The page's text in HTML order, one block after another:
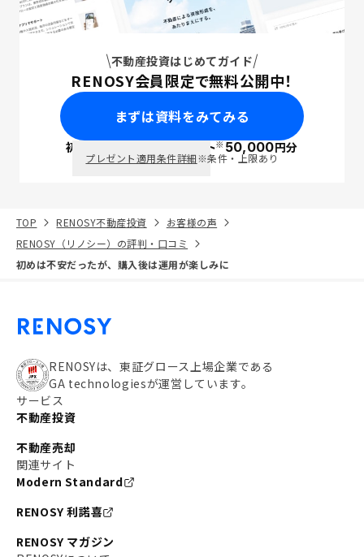
不動産投資はじめてガイド
RENOSY会員限定で無料公開中！
まずは資料をみてみる
初回面談で ポイント※50,000円分
プレゼント適用条件詳細※条件・上限あり
TOP RENOSY不動産投資
お客様の声
RENOSY（リノシー）の評判・口コミ
初めは不安だったが、購入後は運用が楽しみに
RENOSYは、東証グロース上場企業である
GA technologiesが運営しています。
サービス
不動産投資
不動産売却
関連サイト
Modern Standard
RENOSY 利諾喜
RENOSY マガジン